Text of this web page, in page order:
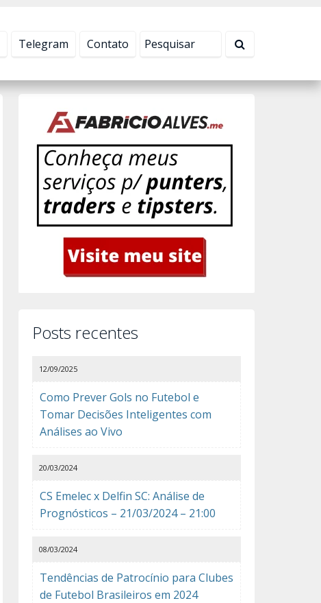
Telegram Contato
Posts recentes
Como Prever Gols no Futebol e
Tomar Decisões Inteligentes com
Análises ao Vivo
12/09/2025
CS Emelec x Delfin SC: Análise de
Prognósticos – 21/03/2024 – 21:00
20/03/2024
Tendências de Patrocínio para Clubes
de Futebol Brasileiros em 2024
08/03/2024